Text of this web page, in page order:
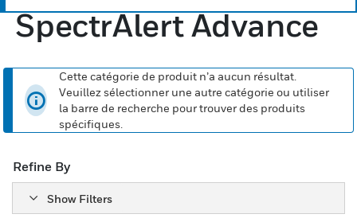
SpectrAlert Advance
Cette catégorie de produit n’a aucun résultat.
Veuillez sélectionner une autre catégorie ou utiliser
la barre de recherche pour trouver des produits
spécifiques.
Refine By
Show Filters